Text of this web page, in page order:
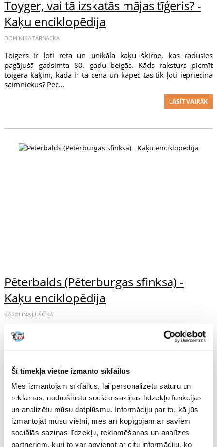
Šī tīmekļa vietne izmanto sīkfailus
Mēs izmantojam sīkfailus, lai personalizētu saturu un
reklāmas, nodrošinātu sociālo saziņas līdzekļu funkcijas
un analizētu mūsu datplūsmu. Informāciju par to, kā jūs
izmantojat mūsu vietni, mēs arī kopīgojam ar saviem
sociālās saziņas līdzekļu, reklamēšanas un analīzes
partneriem, kuri to var apvienot ar citu informāciju, ko
Toyger, vai tā izskatās mājas tīģeris? -
Kaķu enciklopēdija
DOMINIKA TARNACKA
Toigers ir ļoti reta un unikāla kaķu šķirne, kas radusies
pagājušā gadsimta 80. gadu beigās. Kāds raksturs piemīt
toigera kaķim, kāda ir tā cena un kāpēc tas tik ļoti iepriecina
saimniekus? Pēc...
LASĪT VAIRĀK
Pēterbalds (Pēterburgas sfinksa) -
Kaķu enciklopēdija
KAROLINA LUŠČĪKA
Jauna kaķu šķirne, kas radusies, krustojot austrumu kaķus ar
Dinkas sfinksiem un Siamiešu kaķiem. Pēterbaļķi ir neparasti